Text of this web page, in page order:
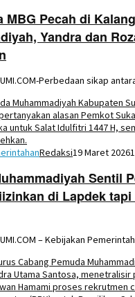
MBG Pecah di
Yandra dan
Perbedaan sikap
Redaksi19 Maret 2026
Sentil
di Lapdek
– Kebijakan